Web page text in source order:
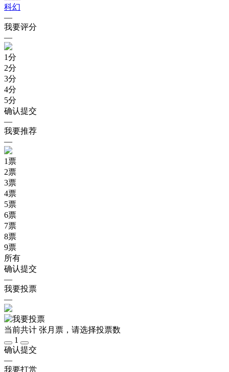
科幻
—
我要评分
—
1分
2分
3分
4分
5分
确认提交
—
我要推荐
—
1票
2票
3票
4票
5票
6票
7票
8票
9票
所有
确认提交
—
我要投票
—
当前共计 张月票，请选择投票数
1
确认提交
—
我要打赏